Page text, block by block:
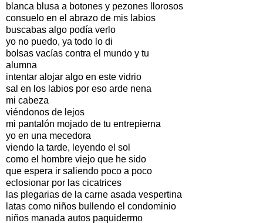
blanca blusa a botones y pezones llorosos
consuelo en el abrazo de mis labios
buscabas algo podía verlo
yo no puedo, ya todo lo di
bolsas vacías contra el mundo y tu
alumna
intentar alojar algo en este vidrio
sal en los labios por eso arde nena
mi cabeza
viéndonos de lejos
mi pantalón mojado de tu entrepierna
yo en una mecedora
viendo la tarde, leyendo el sol
como el hombre viejo que he sido
que espera ir saliendo poco a poco
eclosionar por las cicatrices
las plegarias de la carne asada vespertina
latas como niños bullendo el condominio
niños manada autos paquidermo